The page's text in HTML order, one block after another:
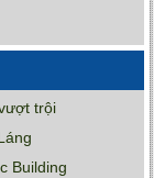
trội
Building